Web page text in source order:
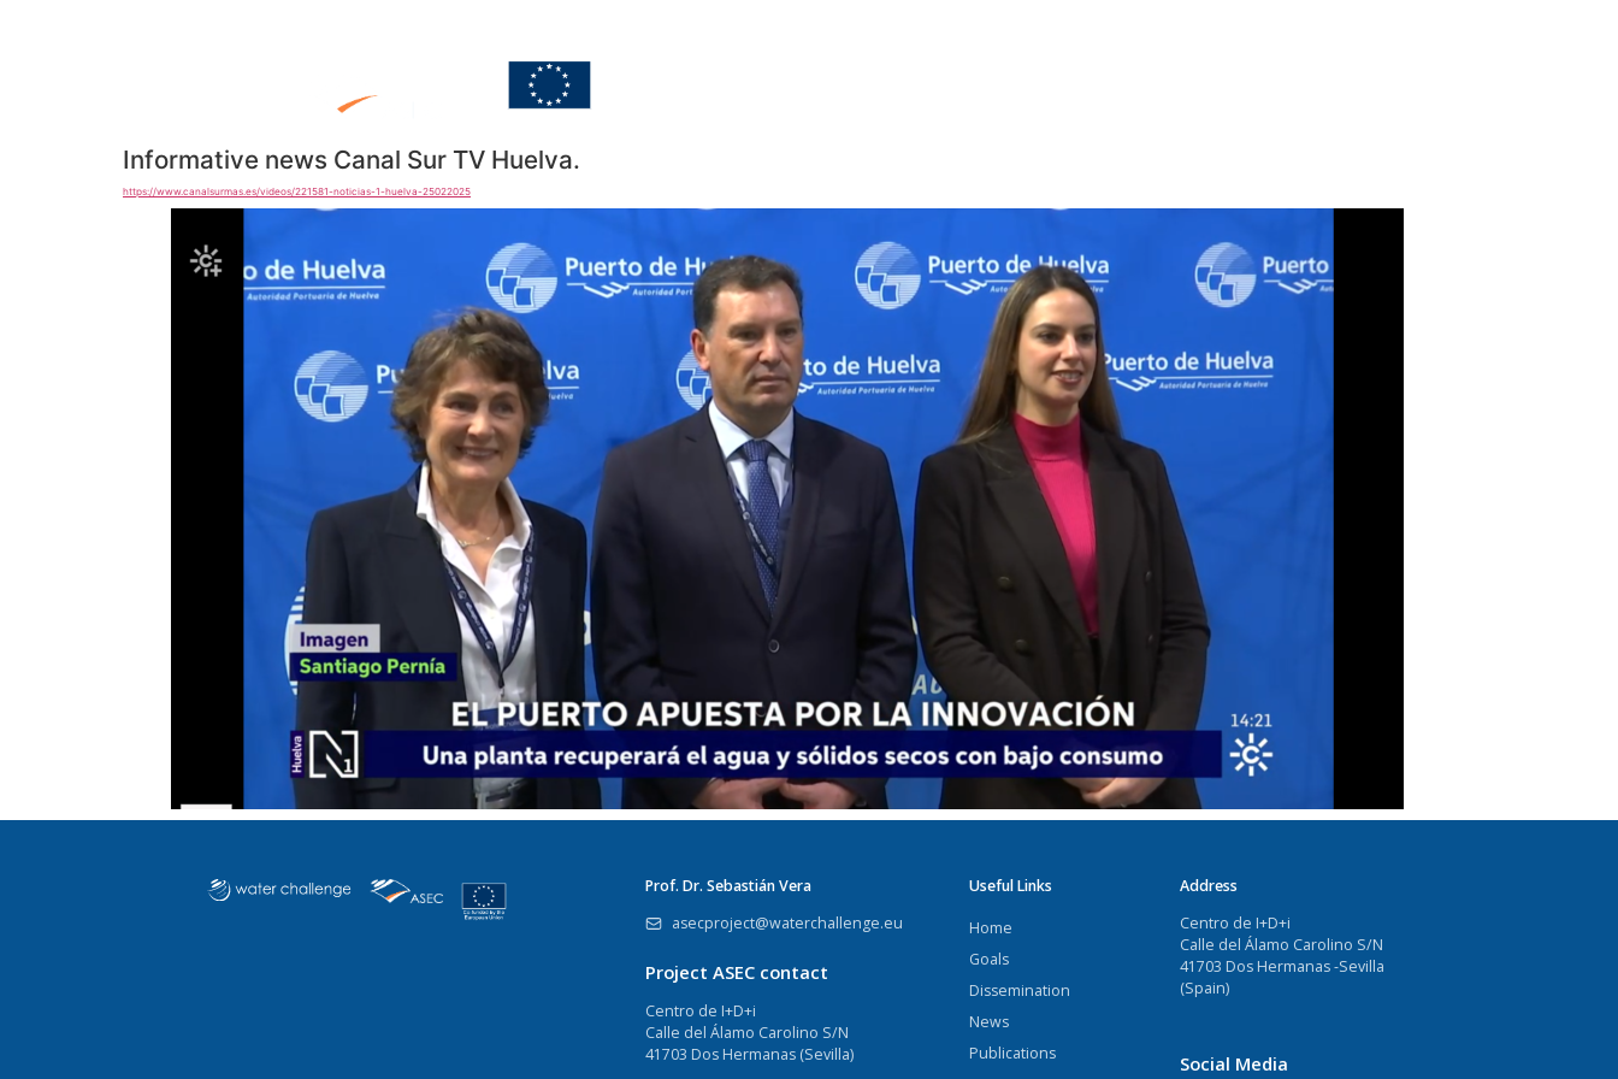
Informative news Canal Sur TV Huelva.
https://www.canalsurmas.es/videos/221581-noticias-1-huelva-25022025
Prof. Dr. Sebastián Vera
asecproject@waterchallenge.eu
Project ASEC contact
Centro de I+D+i
Calle del Álamo Carolino S/N
41703 Dos Hermanas (Sevilla)
Useful Links
Home
Goals
Dissemination
News
Publications
Address
Centro de I+D+i
Calle del Álamo Carolino S/N
41703 Dos Hermanas -Sevilla
(Spain)
Social Media